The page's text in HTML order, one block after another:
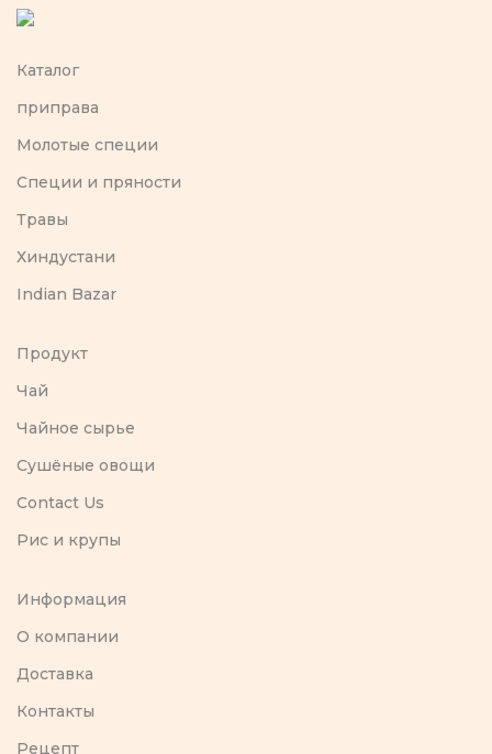
Каталог
приправа
Молотые специи
Специи и пряности
Травы
Хиндустани
Indian Bazar
Продукт
Чай
Чайное сырье
Сушёные овощи
Contact Us
Рис и крупы
Информация
O компании
Доставка
Контакты
Рецепт